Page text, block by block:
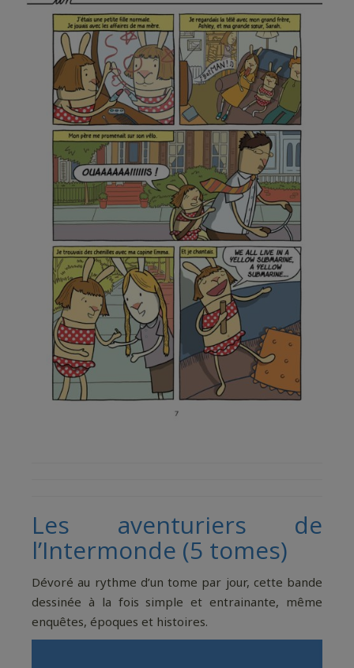
Les aventuriers de
l’Intermonde (5 tomes)
Dévoré au rythme d’un tome par jour, cette bande
dessinée à la fois simple et entrainante, même
enquêtes, époques et histoires.